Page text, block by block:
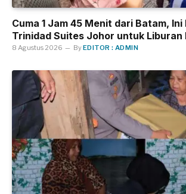
Cuma 1 Jam 45 Menit dari Batam, Ini
Trinidad Suites Johor untuk Liburan
8 Agustus 2026 ByEDITOR : ADMIN